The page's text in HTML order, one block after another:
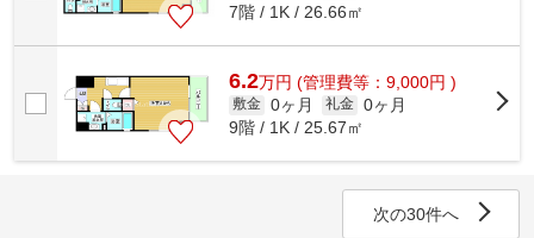
7階 / 1K / 26.66㎡
6.2万円 (管理費等：9,000円 )
敷金 0ヶ月 礼金 0ヶ月
9階 / 1K / 25.67㎡
次の30件へ